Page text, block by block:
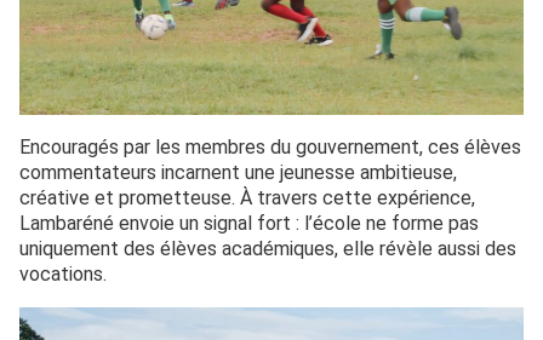
Encouragés par les membres du gouvernement, ces élèves
commentateurs incarnent une jeunesse ambitieuse,
créative et prometteuse. À travers cette expérience,
Lambaréné envoie un signal fort : l’école ne forme pas
uniquement des élèves académiques, elle révèle aussi des
vocations.